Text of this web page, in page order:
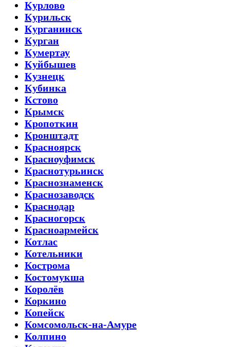
Курлово
Курильск
Курганинск
Курган
Кумертау
Куйбышев
Кузнецк
Кубинка
Кстово
Крымск
Кропоткин
Кронштадт
Красноярск
Красноуфимск
Краснотурьинск
Краснознаменск
Краснозаводск
Краснодар
Красногорск
Красноармейск
Котлас
Котельники
Кострома
Костомукша
Королёв
Коркино
Копейск
Комсомольск-на-Амуре
Колпино